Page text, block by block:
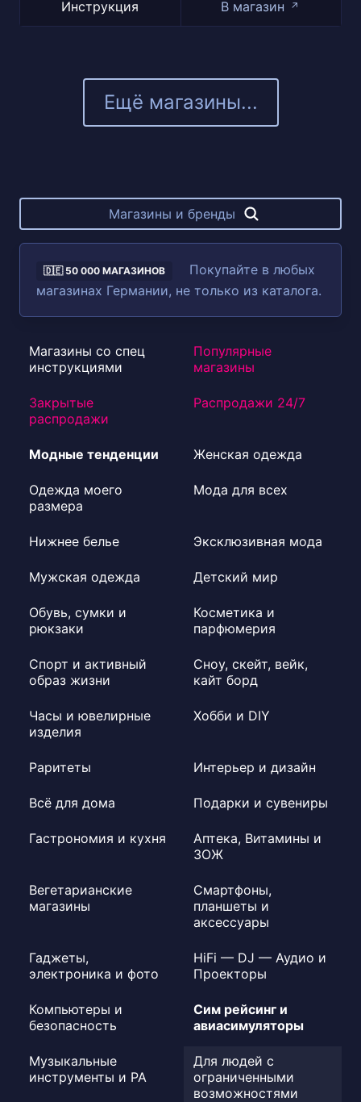
Инструкция В магазин ↗
Ещё магазины...
Магазины и бренды
🇩🇪 50 000 МАГАЗИНОВ
Покупайте в любых
магазинах Германии, не только из каталога.
Магазины со спец
инструкциями
Популярные
магазины
Закрытые
распродажи
Распродажи 24/7
Модные тенденции Женская одежда
Одежда моего
размера
Мода для всех
Нижнее белье Эксклюзивная мода
Мужская одежда Детский мир
Обувь, сумки и
рюкзаки
Косметика и
парфюмерия
Спорт и активный
образ жизни
Сноу, скейт, вейк,
кайт борд
Часы и ювелирные
изделия
Хобби и DIY
Раритеты Интерьер и дизайн
Всё для дома Подарки и сувениры
Гастрономия и кухня
Аптека, Витамины и
ЗОЖ
Вегетарианские
магазины
Смартфоны,
планшеты и
аксессуары
Гаджеты,
электроника и фото
HiFi — DJ — Аудио и
Проекторы
Компьютеры и
безопасность
Сим рейсинг и
авиасимуляторы
Музыкальные
инструменты и PA
Для людей с
ограниченными
возможностями